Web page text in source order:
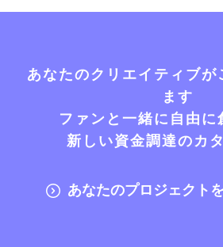
あなたのクリエイティブが
ます
ファンと一緒に自由に
新しい資金調達のカ
あなたのプロジェクト